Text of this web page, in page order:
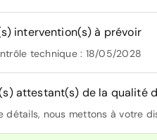
intervention(s) à prévoir
technique : 18/05/2028
attestant(s) de la qualité
détails, nous mettons à votre